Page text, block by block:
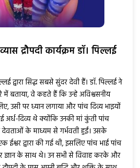
द्रौपदी कार्यक्रम डॉ। पिल्लई
द्वारा सिद्ध सबसे सुंदर देवी हैं। डॉ. पिल्लई ने
में बताया, वे कहते हैं कि उन्हे अविश्वसनीय
उसी पर ध्यान लगाया और पांच दिव्य भाइयों
अर्ध-दिव्य थे क्योंकि उनकी मां कुंती पांच
के माध्यम से गर्भवती हुईं। उसके
ईश्वर द्वारा की गई थी, इसलिए पांच भाई पांच
के साथ थे। उन सभी से विवाह करके और